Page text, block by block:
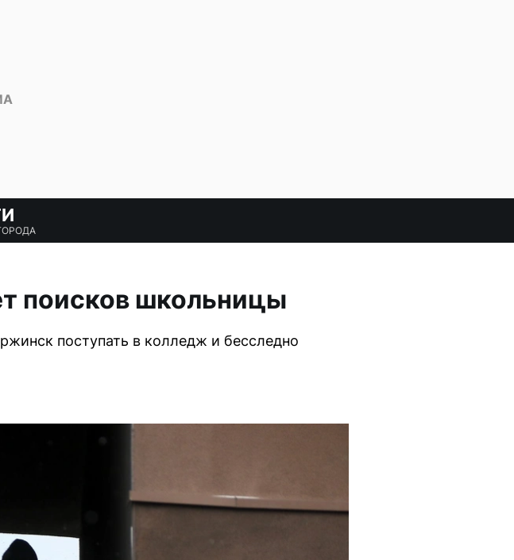
поисков школьницы
поступать в колледж и бесследно